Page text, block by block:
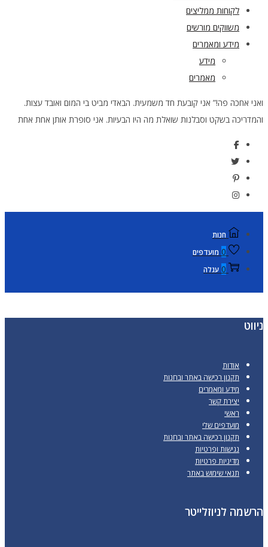
לקוחות ממליצים
משווקים מורשים
מידע ומאמרים
מידע
מאמרים
ואני אחכה פה!” אני קובעת חד משמעית. הבאדי מביט בי המום ואובד עצות.
והמדריכה בשקט וסבלנות שואלת מה היו הבעיות. אני סופרת אותן אחת אחת
חנות
0 מועדפים
0 עגלה
ניווט
אודות
תקנון רכישה באתר ובחנות
מידע ומאמרים
יצירת קשר
ראשי
מועדפים שלי
תקנון רכישה באתר ובחנות
נגישות ופרטיות
מדיניות פרטיות
תנאי שימוש באתר
הרשמה לניוזלייטר